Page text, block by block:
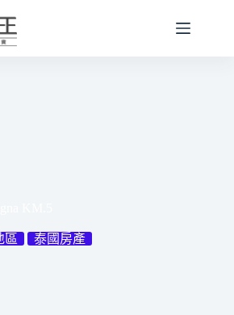
區 泰國房產